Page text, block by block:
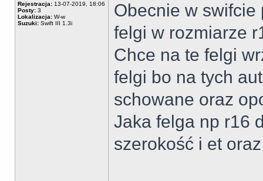
Rejestracja: 13-07-2019, 18:06
Posty: 3
Lokalizacja: W-w
Suzuki: Swift III 1.3i
Obecnie w
felgi w rozmiarze
Chce na te felgi
felgi bo na tych
schowane oraz
Jaka felga np r16
szerokość i et